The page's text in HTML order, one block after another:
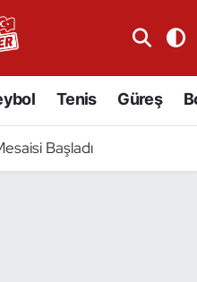
Tenis Güreş
Başladı